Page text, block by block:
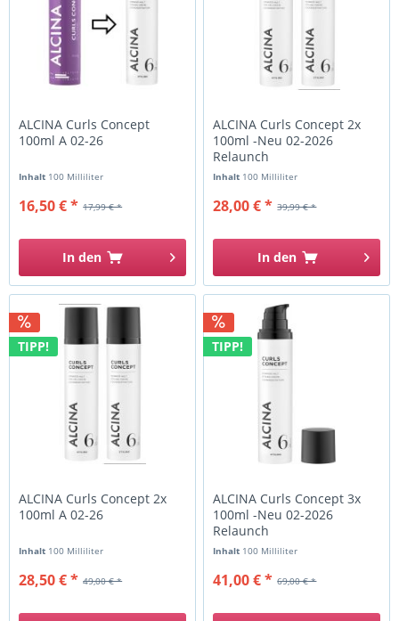
ALCINA Curls Concept
100ml A 02-26
Inhalt 100 Milliliter
17,99 € *
16,50 € *
In den
ALCINA Curls Concept 2x
100ml -Neu 02-2026
Relaunch
Inhalt 100 Milliliter
39,99 € *
28,00 € *
In den
TIPP!
ALCINA Curls Concept 2x
100ml A 02-26
Inhalt 100 Milliliter
49,00 € *
28,50 € *
TIPP!
ALCINA Curls Concept 3x
100ml -Neu 02-2026
Relaunch
Inhalt 100 Milliliter
69,00 € *
41,00 € *